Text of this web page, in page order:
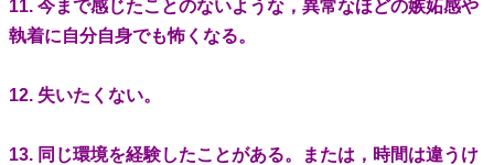
11. 今まで感じたことのないような，異常なほどの嫉妬感や
執着に自分自身でも怖くなる。
12. 失いたくない。
13. 同じ環境を経験したことがある。または，時間は違うけ